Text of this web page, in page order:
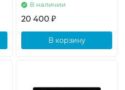
В наличии
20 400 ₽
В корзину